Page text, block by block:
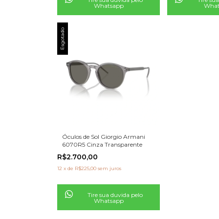
Whatsapp
Esgotado
Óculos de Sol Giorgio Armani
6070R5 Cinza Transparente
R$2.700,00
12 x de R$225,00 sem juros
Tire sua duvida pelo
Whatsapp